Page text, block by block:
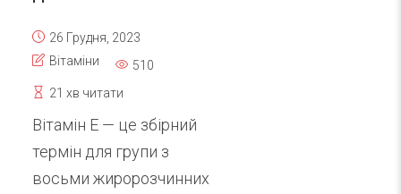
26 Грудня, 2023
Вітаміни
510
21 хв читати
Вітамін Е — це збірний
термін для групи з
восьми жиророзчинних